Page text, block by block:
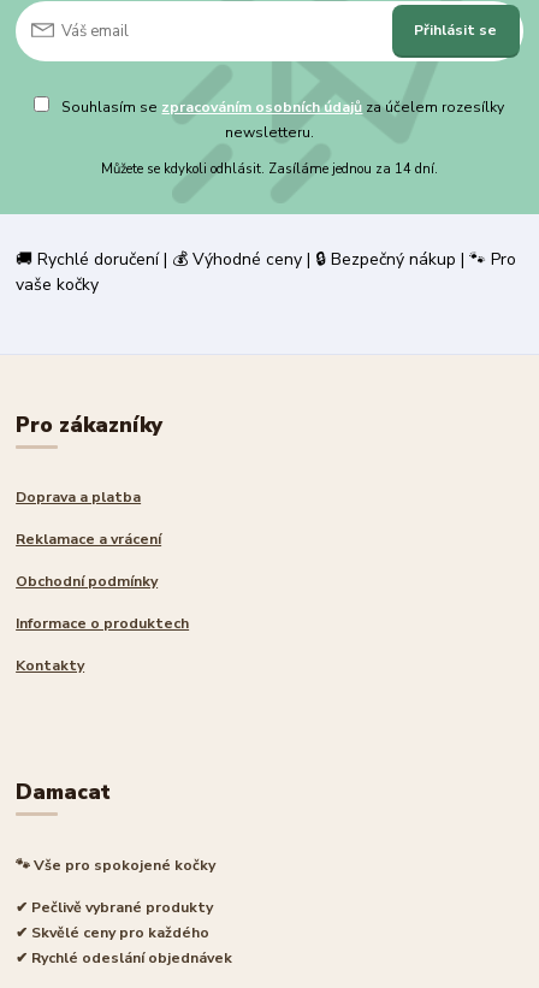
Přihlásit se
Souhlasím se zpracováním osobních údajů za účelem rozesílky
newsletteru.
Můžete se kdykoli odhlásit. Zasíláme jednou za 14 dní.
🚚 Rychlé doručení | 💰 Výhodné ceny | 🔒 Bezpečný nákup | 🐾 Pro
vaše kočky
Pro zákazníky
Doprava a platba
Reklamace a vrácení
Obchodní podmínky
Informace o produktech
Kontakty
Damacat
🐾 Vše pro spokojené kočky
✔ Pečlivě vybrané produkty
✔ Skvělé ceny pro každého
✔ Rychlé odeslání objednávek